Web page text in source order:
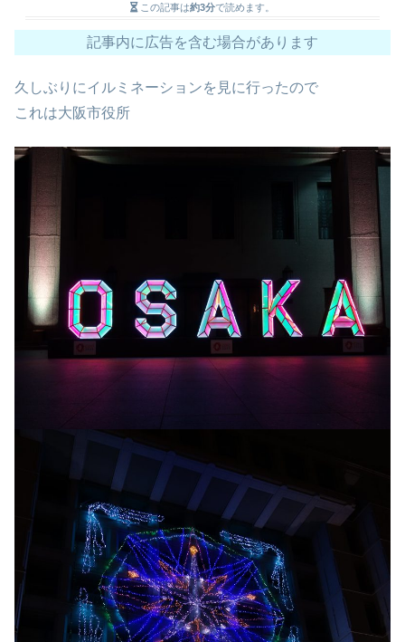
この記事は約3分で読めます。
記事内に広告を含む場合があります
久しぶりにイルミネーションを見に行ったので
これは大阪市役所